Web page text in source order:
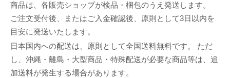
商品は、各販売ショップが検品・梱包のうえ発送します。
ご注文受付後、またはご入金確認後、原則として3日以内を
目安に発送いたします。
日本国内への配送は、原則として全国送料無料です。 ただ
し、沖縄・離島・大型商品・特殊配送が必要な商品等は、追
加送料が発生する場合があります。